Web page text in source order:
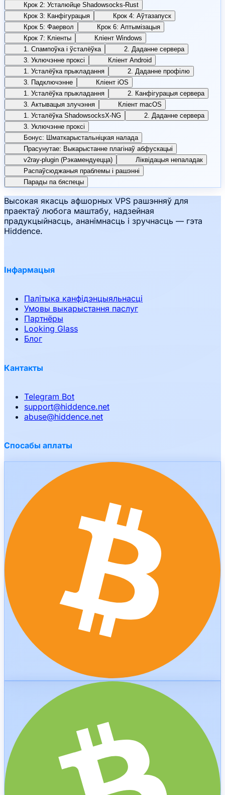
Крок 2: Усталюйце Shadowsocks-Rust
Крок 3: Канфігурацыя
Крок 4: Аўтазапуск
Крок 5: Фаервол
Крок 6: Аптымізацыя
Крок 7: Кліенты
Кліент Windows
1. Спампоўка і ўсталёўка
2. Даданне сервера
3. Уключэнне проксі
Кліент Android
1. Усталёўка прыкладання
2. Даданне профілю
3. Падключэнне
Кліент iOS
1. Усталёўка прыкладання
2. Канфігурацыя сервера
3. Актывацыя злучэння
Кліент macOS
1. Усталёўка ShadowsocksX-NG
2. Даданне сервера
3. Уключэнне проксі
Бонус: Шматкарыстальніцкая налада
Прасунутае: Выкарыстанне плагінаў абфускацыі
v2ray-plugin (Рэкамендуецца)
Ліквідацыя непаладак
Распаўсюджаныя праблемы і рашэнні
Парады па бяспецы
Высокая якасць афшорных VPS рашэнняў для
праектаў любога маштабу, надзейная
прадукцыйнасць, ананімнасць і зручнасць — гэта
Hiddence.
Інфармацыя
Палітыка канфідэнцыяльнасці
Умовы выкарыстання паслуг
Партнёры
Looking Glass
Блог
Кантакты
Telegram Bot
support@hiddence.net
abuse@hiddence.net
Спосабы аплаты